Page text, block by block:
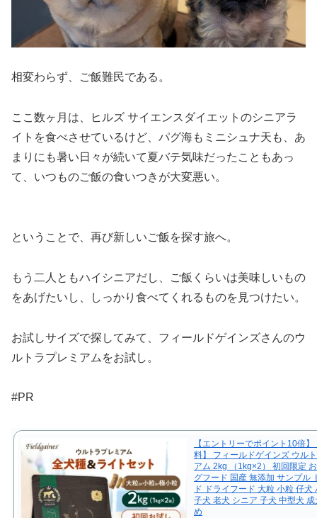
相変わらず、ご飯難民である。
ここ数ヶ月は、ヒルズ サイエンスダイエットのシニアラ
イトを食べさせているけど、パグ海もミニシュナ天も、あ
まりにも暑い日々が続いて夏バテ気味だったこともあっ
て、いつものご飯の食いつきが大変悪い。
ということで、再び新しいご飯を探す旅へ。
もう二人ともハイシニアだし、ご飯くらいは美味しいもの
をあげたいし、しっかり食べてくれるものを見つけたい。
お試しサイズで探してみて、フィールドゲインズさんのウ
ルトラプレミアムをお試し。
#PR
【エントリーでポイント10倍
料】 フィールドゲインズ ウル
アム 2kg （1kg×2） 初回限定
グフード 国産 無添加 サンプル
ド ドライフード 大粒 小粒 仔犬
子犬 老犬 シニア 子犬 中型犬
め